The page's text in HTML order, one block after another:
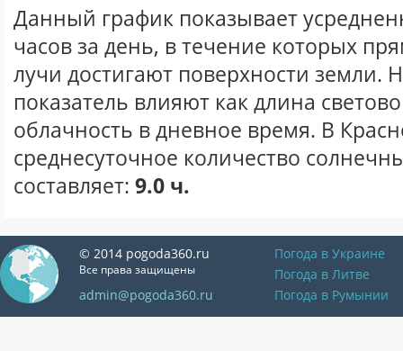
Данный график показывает
часов за день, в течение которых
лучи достигают поверхности земли.
показатель влияют как длина
облачность в дневное время. В
среднесуточное количество
составляет: 9.0 ч.
© 2014 pogoda360.ru
Все права защищены
admin@pogoda360.ru
Погода в Украине
Погода в Литве
Погода в Румынии